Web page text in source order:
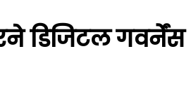
डिजिटल गवर्नेंस